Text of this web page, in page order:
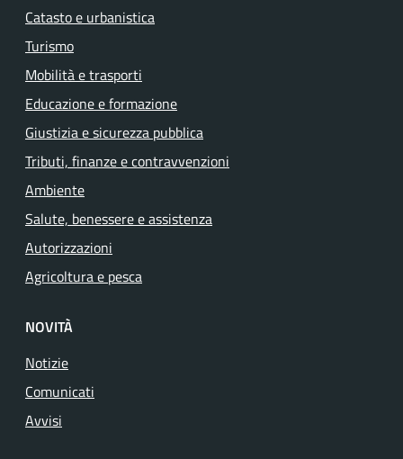
Catasto e urbanistica
Turismo
Mobilità e trasporti
Educazione e formazione
Giustizia e sicurezza pubblica
Tributi, finanze e contravvenzioni
Ambiente
Salute, benessere e assistenza
Autorizzazioni
Agricoltura e pesca
NOVITÀ
Notizie
Comunicati
Avvisi